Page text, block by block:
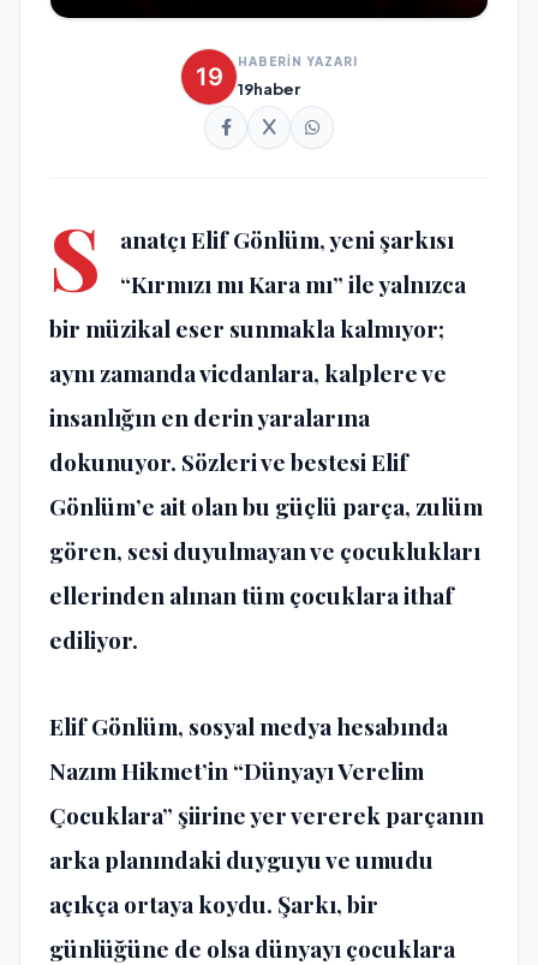
HABERİN YAZARI
19haber
S
anatçı Elif Gönlüm, yeni şarkısı
“Kırmızı mı Kara mı” ile yalnızca
bir müzikal eser sunmakla kalmıyor;
aynı zamanda vicdanlara, kalplere ve
insanlığın en derin yaralarına
dokunuyor. Sözleri ve bestesi Elif
Gönlüm’e ait olan bu güçlü parça, zulüm
gören, sesi duyulmayan ve çocuklukları
ellerinden alınan tüm çocuklara ithaf
ediliyor.
Elif Gönlüm, sosyal medya hesabında
Nazım Hikmet’in “Dünyayı Verelim
Çocuklara” şiirine yer vererek parçanın
arka planındaki duyguyu ve umudu
açıkça ortaya koydu. Şarkı, bir
günlüğüne de olsa dünyayı çocuklara